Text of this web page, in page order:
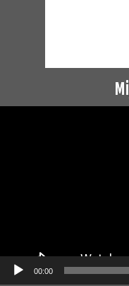
00:00